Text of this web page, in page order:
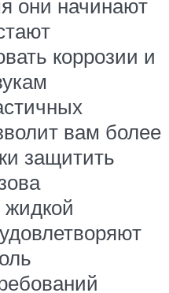
они начинают
коррозии и
вам более
защитить